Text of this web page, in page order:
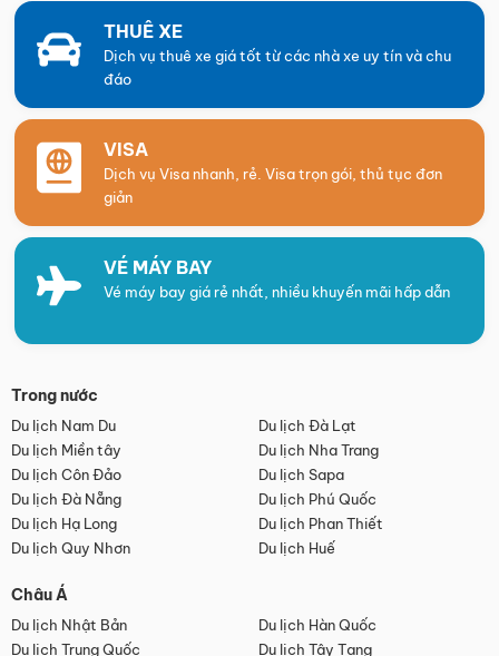
THUÊ XE
Dịch vụ thuê xe giá tốt từ các nhà xe uy tín và chu
đáo
VISA
Dịch vụ Visa nhanh, rẻ. Visa trọn gói, thủ tục đơn
giản
VÉ MÁY BAY
Vé máy bay giá rẻ nhất, nhiều khuyến mãi hấp dẫn
Trong nước
Du lịch Nam Du
Du lịch Đà Lạt
Du lịch Miền tây
Du lịch Nha Trang
Du lịch Côn Đảo
Du lịch Sapa
Du lịch Đà Nẵng
Du lịch Phú Quốc
Du lịch Hạ Long
Du lịch Phan Thiết
Du lịch Quy Nhơn
Du lịch Huế
Châu Á
Du lịch Nhật Bản
Du lịch Hàn Quốc
Du lịch Trung Quốc
Du lịch Tây Tạng